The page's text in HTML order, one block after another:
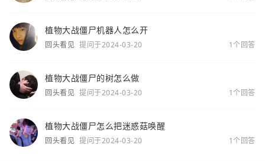
植物大战僵尸机器人怎么开
回头看见 提问于2024-03-20 1个回答
植物大战僵尸的树怎么做
回头看见 提问于2024-03-20 1个回答
植物大战僵尸怎么把迷惑菇唤醒
回头看见 提问于2024-03-20 1个回答